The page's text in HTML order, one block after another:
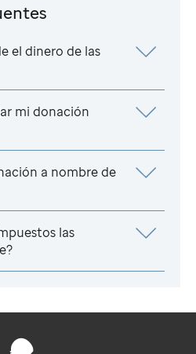
el dinero de las
mi donación
a nombre de
las
?